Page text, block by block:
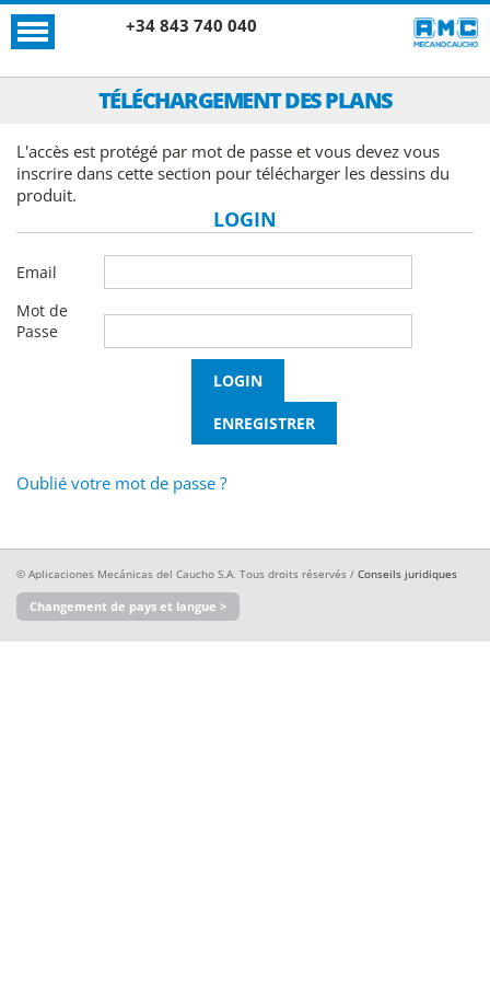
+34 843 740 040
TÉLÉCHARGEMENT DES PLANS
L'accès est protégé par mot de passe et vous devez vous
inscrire dans cette section pour télécharger les dessins du
produit.
LOGIN
Email
Mot de
Passe
Oublié votre mot de passe ?
© Aplicaciones Mecánicas del Caucho S.A. Tous droits réservés / Conseils juridiques
Changement de pays et langue >